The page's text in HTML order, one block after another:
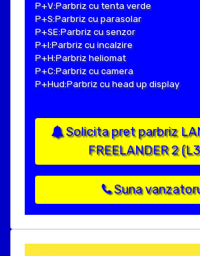
P+V:Parbriz cu tenta verde
P+S:Parbriz cu parasolar
P+SE:Parbriz cu senzor
P+I:Parbriz cu incalzire
P+H:Parbriz heliomat
P+C:Parbriz cu camera
P+Hud:Parbriz cu head up display
Solicita pret parbriz
FREELANDER 2
Suna